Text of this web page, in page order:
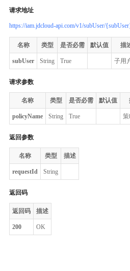
请求地址
https://iam.jdcloud-api.com/v1/subUser/
名称 类型 是否必需 默认值 描
subUser String True 子用
请求参数
名称 类型 是否必需 默认值
policyName String True
返回参数
名称 类型 描述
requestId String
返回码
返回码 描述
200 OK